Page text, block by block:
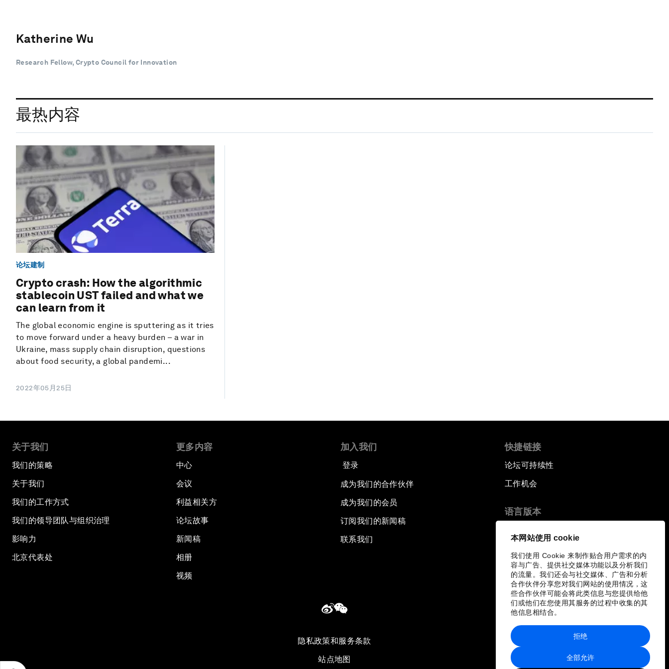
本网站使用 cookie
我们使用 Cookie 来制作贴合用户需求的内
容与广告、提供社交媒体功能以及分析我们
的流量。我们还会与社交媒体、广告和分析
合作伙伴分享您对我们网站的使用情况，这
些合作伙伴可能会将此类信息与您提供给他
们或他们在您使用其服务的过程中收集的其
他信息相结合。
全部允许
拒绝
Katherine Wu
Research Fellow, Crypto Council for Innovation
最热内容
论坛建制
Crypto crash: How the algorithmic
stablecoin UST failed and what we
can learn from it
The global economic engine is sputtering as it tries
to move forward under a heavy burden – a war in
Ukraine, mass supply chain disruption, questions
about food security, a global pandemi...
2022年05月25日
关于我们
我们的策略
关于我们
我们的工作方式
我们的领导团队与组织治理
影响力
北京代表处
更多内容
中心
会议
利益相关方
论坛故事
新闻稿
相册
视频
加入我们
登录
成为我们的合作伙伴
成为我们的会员
订阅我们的新闻稿
联系我们
快捷链接
论坛可持续性
工作机会
语言版本
隐私政策和服务条款
站点地图